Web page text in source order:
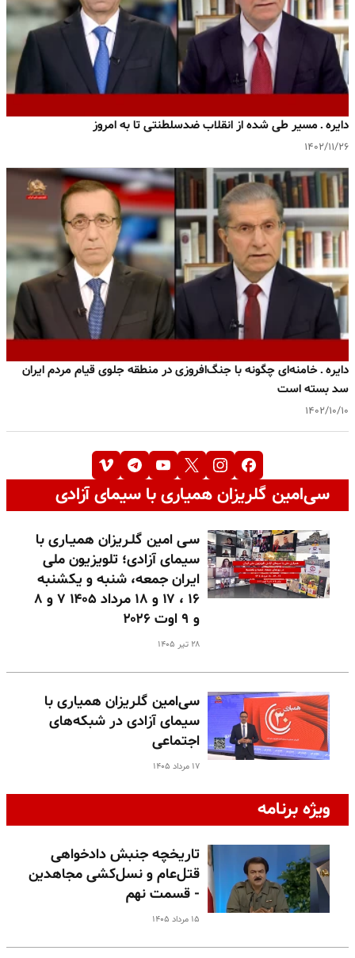
دایره ـ مسیر طی شده از انقلاب ضدسلطنتی تا به امروز
۱۴۰۲/۱۱/۲۶
دایره ـ خامنه‌ای چگونه با جنگ‌افروزی در منطقه جلوی قیام مردم ایران
سد بسته است
۱۴۰۲/۱۰/۱۰
سی‌امین گلریزان همیاری با سیمای آزادی
سـی امین گلـریزان همیـاری با
سیمای آزادی؛ تلویزیون ملی
ایران جمعه، شنبه و یکشنبه
۱۶ ، ۱۷ و ۱۸ مرداد ۱۴۰۵ ۷ و ۸
و ۹ اوت ۲۰۲۶
۲۸ تیر ۱۴۰۵
سی‌امین گلریزان همیاری با
سیمای آزادی در شبکه‌های
اجتماعی
۱۷ مرداد ۱۴۰۵
ویژه برنامه
تاریخچه جنبش دادخواهی
قتل‌عام و نسل‌کشی مجاهدین
- قسمت نهم
۱۵ مرداد ۱۴۰۵